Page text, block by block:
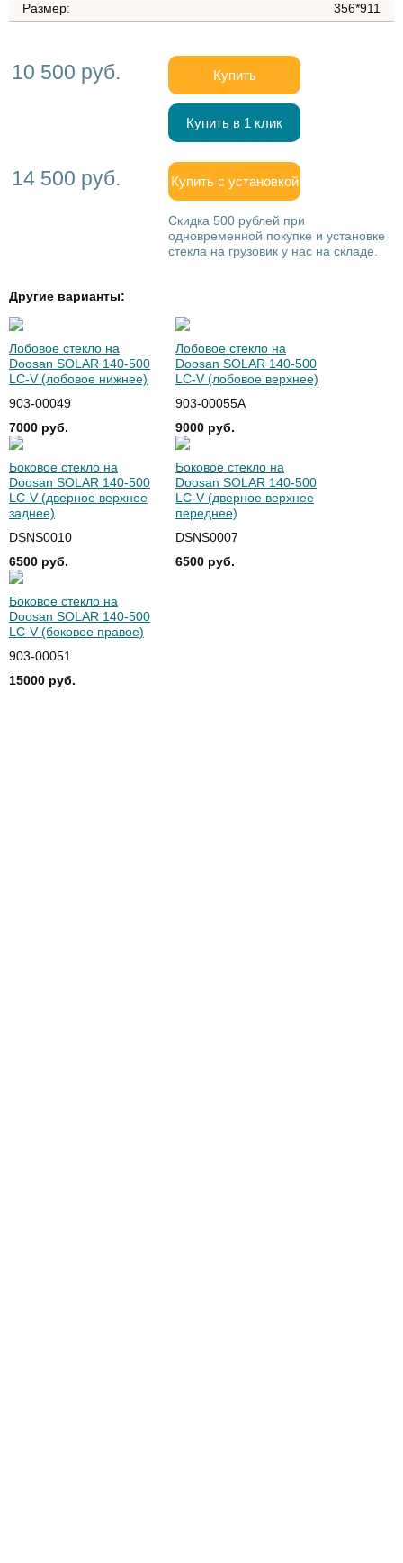
Размер:
356*911
10 500 руб. Купить
Купить в 1 клик
14 500 руб. Купить с установкой
Скидка 500 рублей при
одновременной покупке и установке
стекла на грузовик у нас на складе.
Другие варианты:
Лобовое стекло на
Doosan SOLAR 140-500
LC-V (лобовое нижнее)
903-00049
7000 руб.
Лобовое стекло на
Doosan SOLAR 140-500
LC-V (лобовое верхнее)
903-00055A
9000 руб.
Боковое стекло на
Doosan SOLAR 140-500
LC-V (дверное верхнее
заднее)
DSNS0010
6500 руб.
Боковое стекло на
Doosan SOLAR 140-500
LC-V (дверное верхнее
переднее)
DSNS0007
6500 руб.
Боковое стекло на
Doosan SOLAR 140-500
LC-V (боковое правое)
903-00051
15000 руб.